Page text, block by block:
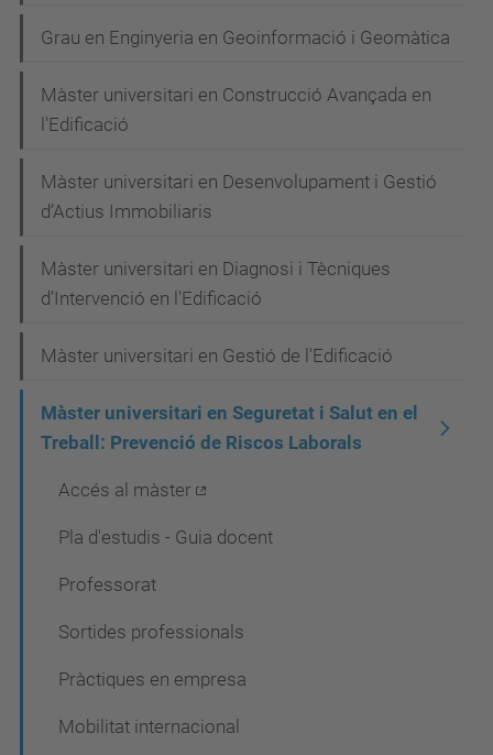
a
v
a
i
Grau en Enginyeria en Geoinformació i Geomàtica
Màster universitari en Construcció Avançada en
l'Edificació
Màster universitari en Desenvolupament i Gestió
d’Actius Immobiliaris
Màster universitari en Diagnosi i Tècniques
d'Intervenció en l'Edificació
Màster universitari en Gestió de l'Edificació
Màster universitari en Seguretat i Salut en el
Treball: Prevenció de Riscos Laborals
Accés al màster
Pla d'estudis - Guia docent
Professorat
Sortides professionals
Pràctiques en empresa
Mobilitat internacional